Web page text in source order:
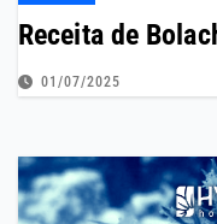
Receita de
01/07/2025